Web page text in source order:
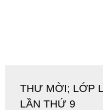
THƯ MỜI; LỚP
LẦN THỨ 9